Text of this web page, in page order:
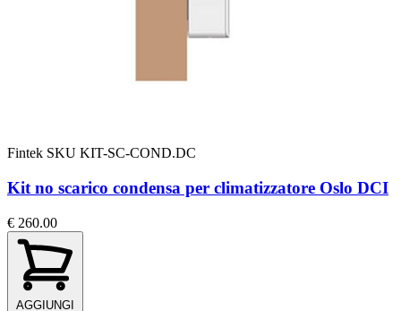
Fintek SKU KIT-SC-COND.DC
Kit no scarico condensa per climatizzatore Oslo DCI
€ 260.00
AGGIUNGI